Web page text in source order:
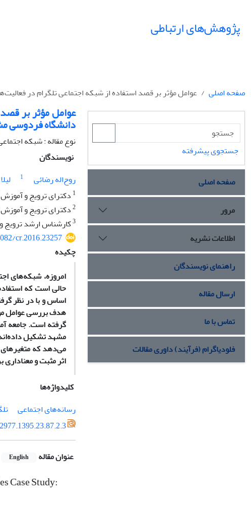
پژوهش‌های ارتباطی
صفحه اصلی عوامل مؤثر بر قصد استفاده از شبکه اجتماعی تلگرام در
عوامل مؤثر بر
دانشگاه فردوسی
نوع مقاله : شبکه
نویسندگان
روح‌اله رضائی
1
1 دکترای ترویج و
2دکترای ترویج و
3کارشناس ارشد ترویج
cr.2016.23257
چکیده
امروزه، شبکه‌های
حالی است که
اساس و با در نظر
هدف بررسی عوامل
می‌دهد که
اثر مثبت و
کلیدواژه‌ها
رسانه‌های اجتماعی
عنوان مقاله English
Case Study:
جستجوی پیشرفته
صفحه اصلی
مرور
اطلاعات نشریه
راهنمای نویسندگان
ارسال مقاله
تماس با ما
فلودیاگرام (فرآیند) داوری مقالات